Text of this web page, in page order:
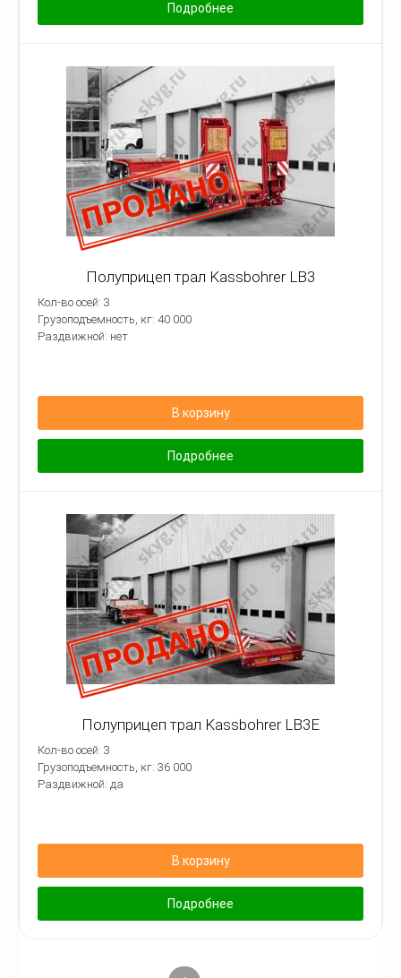
Подробнее
Полуприцеп трал Kassbohrer LB3
Кол-во осей: 3
Грузоподъемность, кг: 40 000
Раздвижной: нет
В корзину
Подробнее
Полуприцеп трал Kassbohrer LB3E
Кол-во осей: 3
Грузоподъемность, кг: 36 000
Раздвижной: да
В корзину
Подробнее